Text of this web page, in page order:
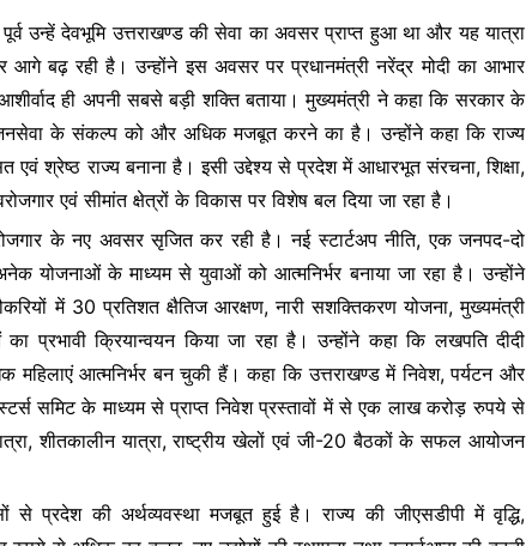
उन्हें देवभूमि उत्तराखण्ड की सेवा का अवसर प्राप्त हुआ था और यह यात्रा
बढ़ रही है। उन्होंने इस अवसर पर प्रधानमंत्री नरेंद्र मोदी का आभार
ही अपनी सबसे बड़ी शक्ति बताया। मुख्यमंत्री ने कहा कि सरकार के
के संकल्प को और अधिक मजबूत करने का है। उन्होंने कहा कि राज्य
श्रेष्ठ राज्य बनाना है। इसी उद्देश्य से प्रदेश में आधारभूत संरचना, शिक्षा,
एवं सीमांत क्षेत्रों के विकास पर विशेष बल दिया जा रहा है।
के नए अवसर सृजित कर रही है। नई स्टार्टअप नीति, एक जनपद-दो
योजनाओं के माध्यम से युवाओं को आत्मनिर्भर बनाया जा रहा है। उन्होंने
में 30 प्रतिशत क्षैतिज आरक्षण, नारी सशक्तिकरण योजना, मुख्यमंत्री
प्रभावी क्रियान्वयन किया जा रहा है। उन्होंने कहा कि लखपति दीदी
आत्मनिर्भर बन चुकी हैं। कहा कि उत्तराखण्ड में निवेश, पर्यटन और
समिट के माध्यम से प्राप्त निवेश प्रस्तावों में से एक लाख करोड़ रुपये से
शीतकालीन यात्रा, राष्ट्रीय खेलों एवं जी-20 बैठकों के सफल आयोजन
प्रदेश की अर्थव्यवस्था मजबूत हुई है। राज्य की जीएसडीपी में वृद्धि,